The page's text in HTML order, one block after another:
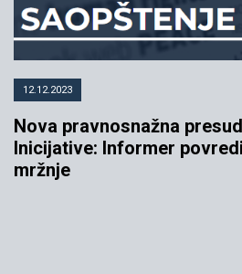
12.12.2023
Nova pravnosnažna
Inicijative: Informer
mržnje